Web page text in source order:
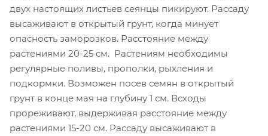
двух настоящих листьев сеянцы пикируют. Рассаду
высаживают в открытый грунт, когда минует
опасность заморозков. Расстояние между
растениями 20-25 см. Растениям необходимы
регулярные поливы, прополки, рыхления и
подкормки. Возможен посев семян в открытый
грунт в конце мая на глубину 1 см. Всходы
прореживают, выдерживая расстояние между
растениями 15-20 см. Рассаду высаживают в